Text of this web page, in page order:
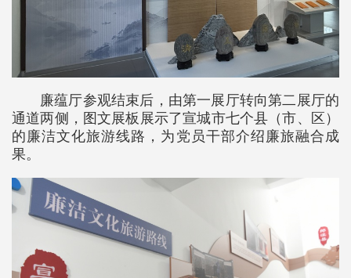
廉蕴厅参观结束后，由第一展厅转向第二展厅的
通道两侧，图文展板展示了宣城市七个县（市、区）
的廉洁文化旅游线路，为党员干部介绍廉旅融合成
果。